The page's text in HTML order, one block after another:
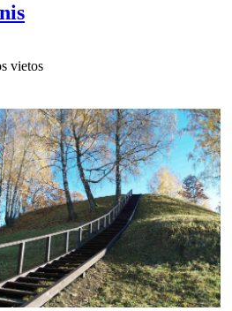
vietos